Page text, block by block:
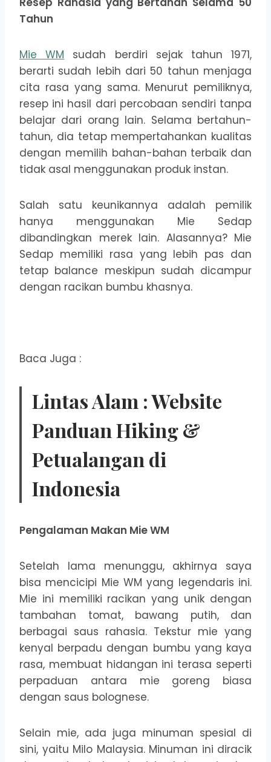
Tahun
Mie WM sudah berdiri sejak tahun 1971,
berarti sudah lebih dari 50 tahun menjaga
cita rasa yang sama. Menurut pemiliknya,
resep ini hasil dari percobaan sendiri tanpa
belajar dari orang lain. Selama bertahun-
tahun, dia tetap mempertahankan kualitas
dengan memilih bahan-bahan terbaik dan
tidak asal menggunakan produk instan.
Salah satu keunikannya adalah pemilik
hanya menggunakan Mie Sedap
dibandingkan merek lain. Alasannya? Mie
Sedap memiliki rasa yang lebih pas dan
tetap balance meskipun sudah dicampur
dengan racikan bumbu khasnya.
Baca Juga :
Lintas Alam : Website
Panduan Hiking &
Petualangan di
Indonesia
Pengalaman Makan Mie WM
Setelah lama menunggu, akhirnya saya
bisa mencicipi Mie WM yang legendaris ini.
Mie ini memiliki racikan yang unik dengan
tambahan tomat, bawang putih, dan
berbagai saus rahasia. Tekstur mie yang
kenyal berpadu dengan bumbu yang kaya
rasa, membuat hidangan ini terasa seperti
perpaduan antara mie goreng biasa
dengan saus bolognese.
Selain mie, ada juga minuman spesial di
sini, yaitu Milo Malaysia. Minuman ini diracik